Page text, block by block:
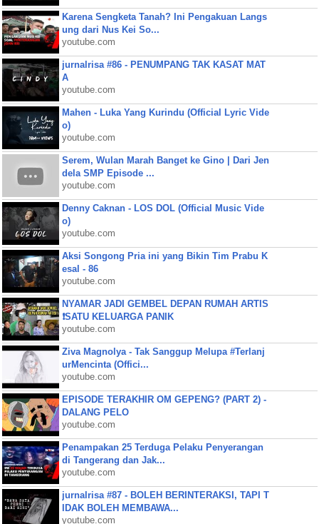
Karena Sengketa Tanah? Ini Pengakuan Langs
ung dari Nus Kei So...
youtube.com
jurnalrisa #86 - PENUMPANG TAK KASAT MAT
A
youtube.com
Mahen - Luka Yang Kurindu (Official Lyric Vide
o)
youtube.com
Serem, Wulan Marah Banget ke Gino | Dari Jen
dela SMP Episode ...
youtube.com
Denny Caknan - LOS DOL (Official Music Vide
o)
youtube.com
Aksi Songong Pria ini yang Bikin Tim Prabu K
esal - 86
youtube.com
NYAMAR JADI GEMBEL DEPAN RUMAH ARTIS
❗SATU KELUARGA PANIK
youtube.com
Ziva Magnolya - Tak Sanggup Melupa #Terlanj
urMencinta (Offici...
youtube.com
EPISODE TERAKHIR OM GEPENG? (PART 2) -
DALANG PELO
youtube.com
Penampakan 25 Terduga Pelaku Penyerangan
di Tangerang dan Jak...
youtube.com
jurnalrisa #87 - BOLEH BERINTERAKSI, TAPI T
IDAK BOLEH MEMBAWA...
youtube.com